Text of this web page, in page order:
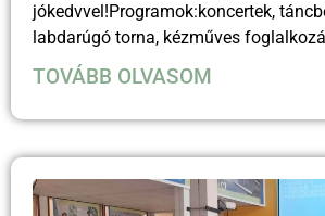
jókedvvel!Programok:koncertek,
labdarúgó torna, kézműves
TOVÁBB OLVASOM